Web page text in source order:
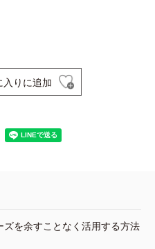
入りに追加
ズを余すことなく活用する方法